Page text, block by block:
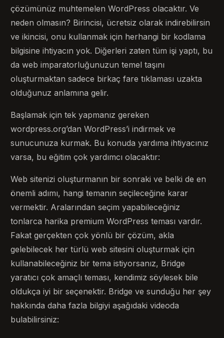
çözümünüz muhtemelen WordPress olacaktır. Ve
neden olmasın? Birincisi, ücretsiz olarak indirebilirsin
ve ikincisi, onu kullanmak için herhangi bir kodlama
bilgisine ihtiyacın yok. Diğerleri zaten tüm işi yaptı, bu
da web imparatorluğunuzun temel taşını
oluşturmaktan sadece birkaç fare tıklaması uzakta
olduğunuz anlamına gelir.
Başlamak için tek yapmanız gereken
wordpress.org’dan WordPress’i indirmek ve
sunucunuza kurmak. Bu konuda yardıma ihtiyacınız
varsa, bu eğitim çok yardımcı olacaktır:
Web sitenizi oluşturmanın bir sonraki ve belki de en
önemli adımı, hangi temanın seçileceğine karar
vermektir. Aralarından seçim yapabileceğiniz
tonlarca harika premium WordPress teması vardır.
Fakat gerçekten çok yönlü bir çözüm, akla
gelebilecek her türlü web sitesini oluşturmak için
kullanabileceğiniz bir tema istiyorsanız, Bridge
yaratıcı çok amaçlı teması, kendimiz söylesek bile
oldukça iyi bir seçenektir. Bridge ve sunduğu her şey
hakkında daha fazla bilgiyi aşağıdaki videoda
bulabilirsiniz: